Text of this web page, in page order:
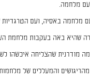
מלחמה.
מלחמה באסיה, ועם
שהיא באה בעקבות מלחמת
מודרנית שהצליחה איכשהו
והמעללים של מלחמות